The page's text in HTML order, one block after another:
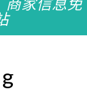
商家信息免